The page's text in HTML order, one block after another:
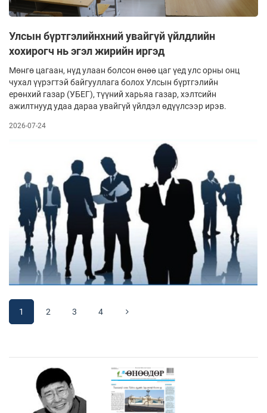
Улсын бүртгэлийнхний увайгүй үйлдлийн
хохирогч нь эгэл жирийн иргэд
Мөнгө цагаан, нүд улаан болсон өнөө цаг үед улс орны онц
чухал үүрэгтэй байгууллага болох Улсын бүртгэлийн
ерөнхий газар (УБЕГ), түүний харьяа газар, хэлтсийн
ажилтнууд удаа дараа увайгүй үйлдэл өдүүлсээр ирэв.
2026-07-24
1 2 3 4